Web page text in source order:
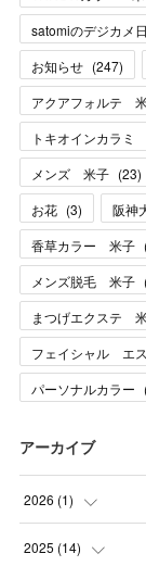
satomiのデジカメ
お知らせ (247)
アクアフォルテ
トキオインカラ
メンズ 米子 (23)
お花 (3) 阪神
香草カラー 米子
メンズ脱毛 米子
まつげエクステ
フェイシャル エ
パーソナルカラー
アーカイブ
2026 (1)
(1
2025 (14)